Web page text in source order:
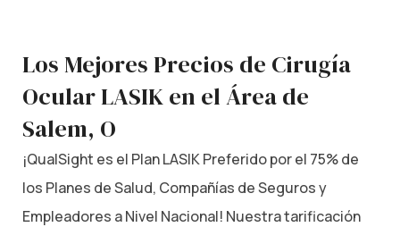
Los Mejores Precios de Cirugía
Ocular LASIK en el Área de
Salem, O
¡QualSight es el Plan LASIK Preferido por el 75% de
los Planes de Salud, Compañías de Seguros y
Empleadores a Nivel Nacional! Nuestra tarificación